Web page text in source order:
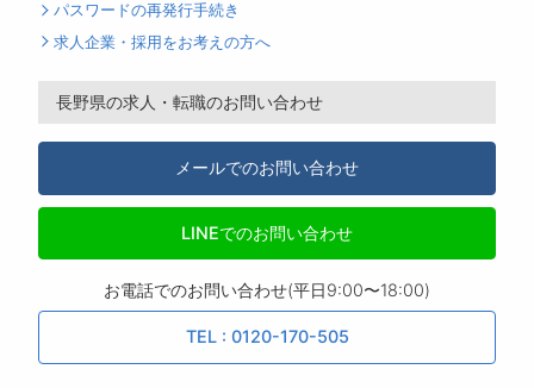
パスワードの再発行手続き
求人企業・採用をお考えの方へ
長野県の求人・転職のお問い合わせ
メールでのお問い合わせ
LINEでのお問い合わせ
お電話でのお問い合わせ(平日9:00〜18:00)
TEL : 0120-170-505